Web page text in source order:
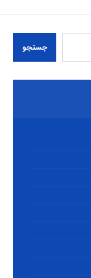
جستجو